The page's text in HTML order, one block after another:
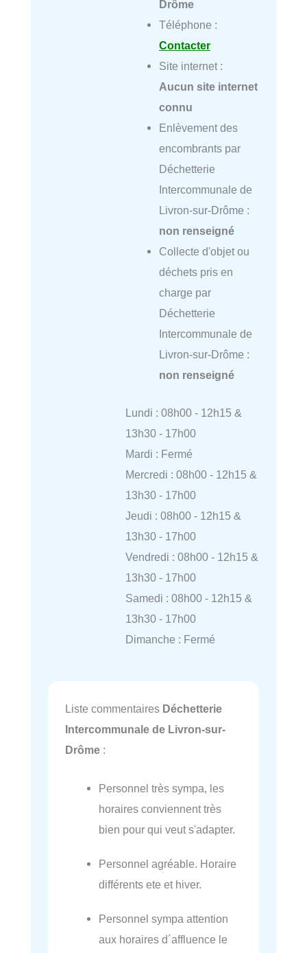
Drôme
Téléphone :
Contacter
Site internet :
Aucun site internet
connu
Enlèvement des
encombrants par
Déchetterie
Intercommunale de
Livron-sur-Drôme :
non renseigné
Collecte d'objet ou
déchets pris en
charge par
Déchetterie
Intercommunale de
Livron-sur-Drôme :
non renseigné
Lundi : 08h00 - 12h15 &
13h30 - 17h00
Mardi : Fermé
Mercredi : 08h00 - 12h15 &
13h30 - 17h00
Jeudi : 08h00 - 12h15 &
13h30 - 17h00
Vendredi : 08h00 - 12h15 &
13h30 - 17h00
Samedi : 08h00 - 12h15 &
13h30 - 17h00
Dimanche : Fermé
Liste commentaires Déchetterie
Intercommunale de Livron-sur-
Drôme :
Personnel très sympa, les
horaires conviennent très
bien pour qui veut s'adapter.
Personnel agréable. Horaire
différents ete et hiver.
Personnel sympa attention
aux horaires d´affluence le